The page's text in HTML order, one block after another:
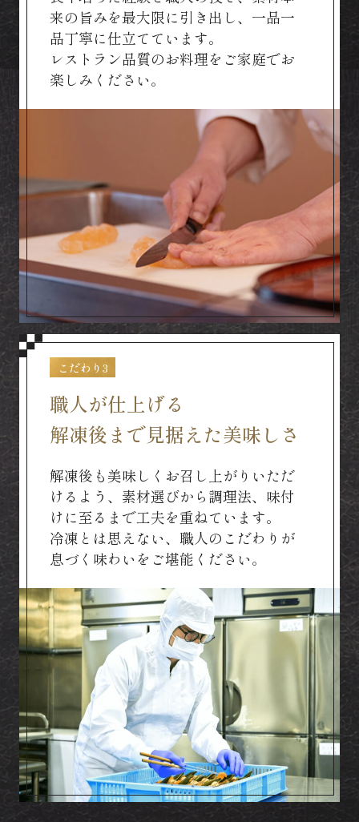
来の旨みを最大限に引き出し、一品一
品丁寧に仕立てています。
レストラン品質のお料理をご家庭でお
楽しみください。
こだわり3
職人が仕上げる
解凍後まで見据えた美味しさ
解凍後も美味しくお召し上がりいただ
けるよう、素材選びから調理法、味付
けに至るまで工夫を重ねています。
冷凍とは思えない、職人のこだわりが
息づく味わいをご堪能ください。